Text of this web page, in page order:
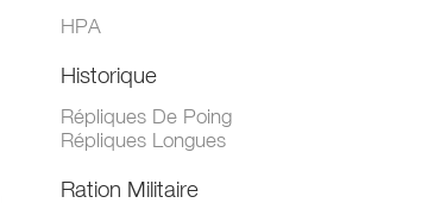
HPA
Historique
Répliques De Poing
Répliques Longues
Ration Militaire